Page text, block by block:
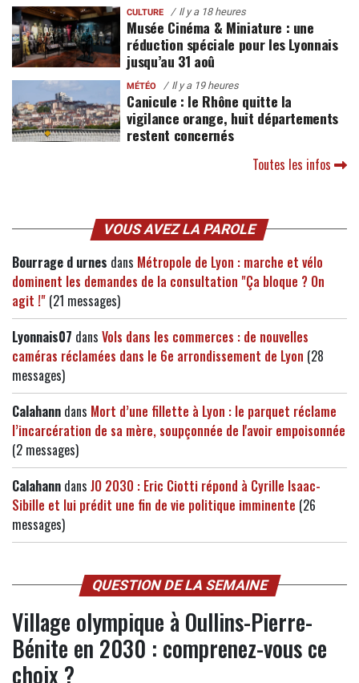
CULTURE Il y a 18 heures
Musée Cinéma & Miniature : une
réduction spéciale pour les Lyonnais
jusqu’au 31 aoû
MÉTÉO Il y a 19 heures
Canicule : le Rhône quitte la
vigilance orange, huit départements
restent concernés
Toutes les infos
VOUS AVEZ LA PAROLE
Bourrage d urnes dans Métropole de Lyon : marche et vélo
dominent les demandes de la consultation "Ça bloque ? On
agit !" (21 messages)
Lyonnais07 dans Vols dans les commerces : de nouvelles
caméras réclamées dans le 6e arrondissement de Lyon (28
messages)
Calahann dans Mort d’une fillette à Lyon : le parquet réclame
l’incarcération de sa mère, soupçonnée de l'avoir empoisonnée
(2 messages)
Calahann dans JO 2030 : Eric Ciotti répond à Cyrille Isaac-
Sibille et lui prédit une fin de vie politique imminente (26
messages)
QUESTION DE LA SEMAINE
Village olympique à Oullins-Pierre-
Bénite en 2030 : comprenez-vous ce
choix ?